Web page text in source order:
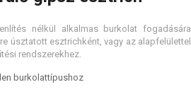
nélkül alkalmas burkolat fogadására
úsztatott esztrichként, vagy az alapfelülettel
rendszerekhez.
burkolattípushoz